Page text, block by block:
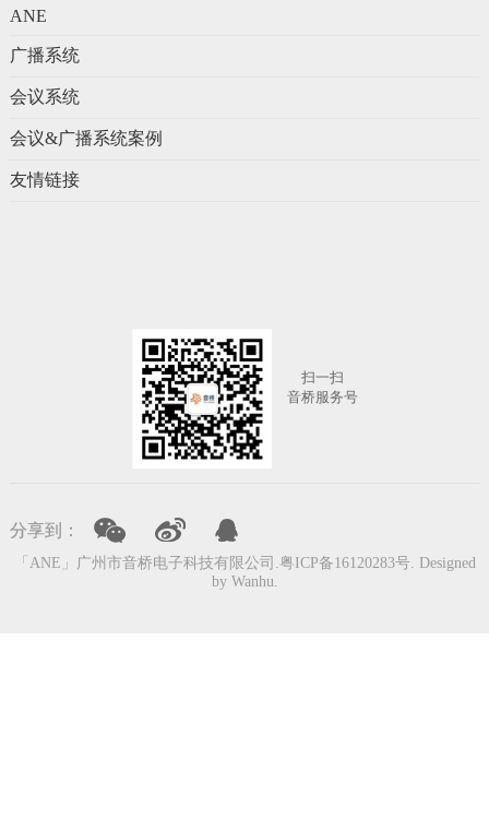
上一页 下一页
ANE
广播系统
会议系统
会议&广播系统案例
友情链接
扫一扫
音桥服务号
分享到：
「ANE」广州市音桥电子科技有限公司.粤ICP备16120283号. Designed
by Wanhu.